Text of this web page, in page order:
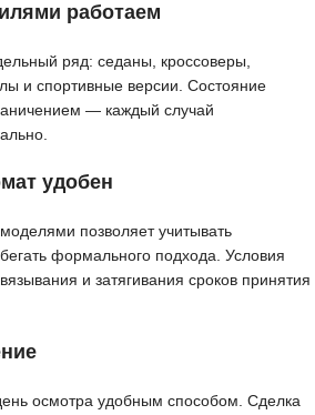
работаем
ряд: седаны, кроссоверы,
и спортивные версии. Состояние
— каждый случай
удобен
позволяет учитывать
формального подхода. Условия
и затягивания сроков принятия
осмотра удобным способом. Сделка